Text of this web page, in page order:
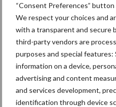
“Consent Preferences”
We respect your choices and
with a transparent and secure
third-party vendors are
purposes and special features:
information on a device,
advertising and content
and services development,
identification through device
Bedrijfsnieuws
Toon